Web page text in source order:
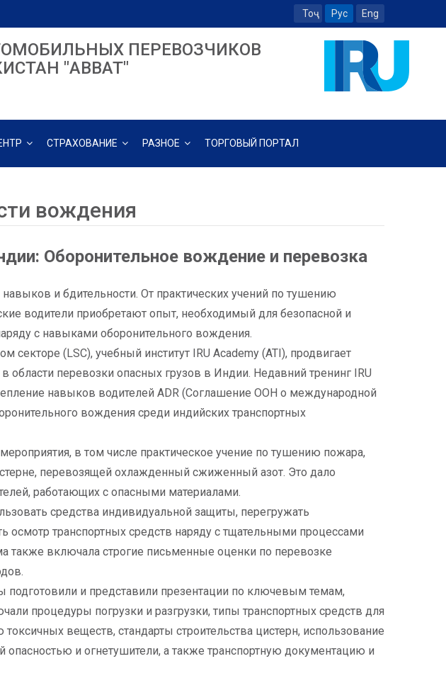
Тоҷ Рус Eng
ПЕРЕВОЗЧИКОВ
"ABBAT"
СТРАХОВАНИЕ РАЗНОЕ ТОРГОВЫЙ ПОРТАЛ
вождения
Оборонительное вождение и перевозка
и бдительности. От практических учений по тушению
водители приобретают опыт, необходимый для безопасной и
с навыками оборонительного вождения.
секторе (LSC), учебный институт IRU Academy (ATI), продвигает
области перевозки опасных грузов в Индии. Недавний тренинг IRU
навыков водителей ADR (Соглашение ООН о международной
вождения среди индийских транспортных
в том числе практическое учение по тушению пожара,
перевозящей охлажденный сжиженный азот. Это дало
работающих с опасными материалами.
средства индивидуальной защиты, перегружать
транспортных средств наряду с тщательными процессами
также включала строгие письменные оценки по перевозке
подготовили и представили презентации по ключевым темам,
процедуры погрузки и разгрузки, типы транспортных средств для
веществ, стандарты строительства цистерн, использование
и огнетушители, а также транспортную документацию и